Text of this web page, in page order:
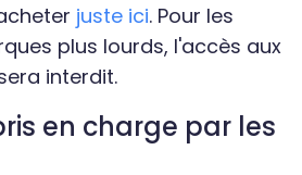
juste ici. Pour les
plus lourds, l'accès aux
interdit.
en charge par les